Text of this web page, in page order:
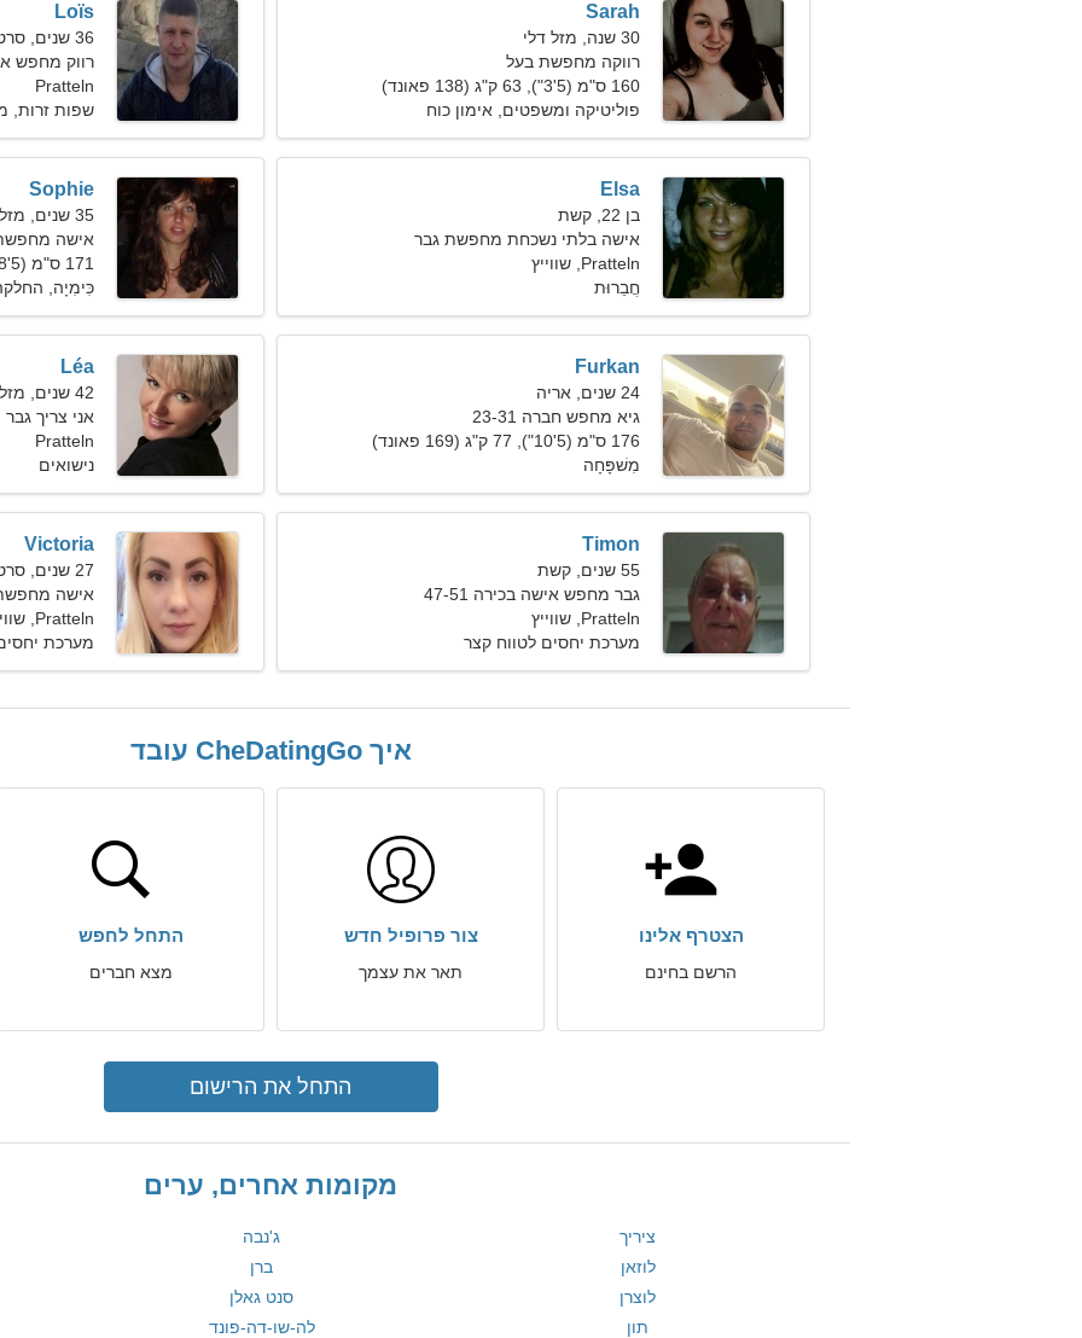
Sarah
30 שנה, מזל דלי
רווקה מחפשת בעל
160 ס"מ (5'3"), 63 ק"ג (138 פאונד)
פוליטיקה ומשפטים, אימון כוח
Loïs
36 שנים, סרטן
רווק מחפש אישה
Pratteln
שפות זרות,
Elsa
בן 22, קשת
אישה בלתי נשכחת מחפשת גבר
Pratteln, שווייץ
חֲבֵרוּת
Sophie
35 שנים, מזל דגים
אישה
171 ס"מ (5'8"), 62 ק"ג (136 פאונד)
כִּימִיָה,
Furkan
24 שנים, אריה
גיא מחפש חברה 23-31
176 ס"מ (5'10"), 77 ק"ג (169 פאונד)
מִשׁפָּחָה
Léa
42 שנים, מזל שור
אני צריך גבר
Pratteln
נישואים
Timon
55 שנים, קשת
גבר מחפש אישה בכירה 47-51
Pratteln, שווייץ
מערכת יחסים לטווח קצר
Victoria
27 שנים, סרטן
אישה מחפשת
Pratteln, שווייץ
מערכת
איך CheDatingGo עובד
הצטרף אלינו
הרשם בחינם
צור פרופיל חדש
תאר את עצמך
התחל לחפש
מצא חברים
התחל את הרישום
מקומות אחרים, ערים
ציריך ג'נבה
לוזאן
ברן
לוצרן
סנט גאלן
תון
לה-שו-דה-פונד